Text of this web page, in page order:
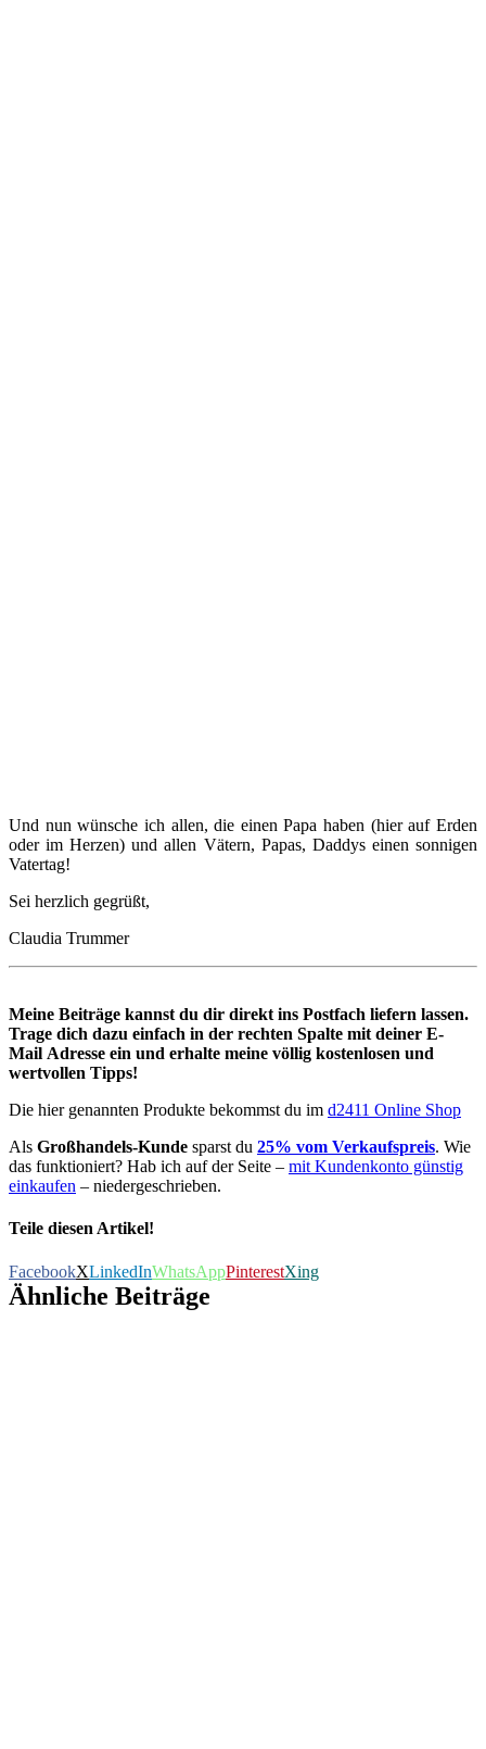
Und nun wünsche ich allen, die einen Papa haben (hier auf Erden
oder im Herzen) und allen Vätern, Papas, Daddys einen sonnigen
Vatertag!
Sei herzlich gegrüßt,
Claudia Trummer
Meine Beiträge kannst du dir direkt ins Postfach liefern lassen.
Trage dich dazu einfach in der rechten Spalte mit deiner E-
Mail Adresse ein und erhalte meine völlig kostenlosen und
wertvollen Tipps!
Die hier genannten Produkte bekommst du im d2411 Online Shop
Als Großhandels-Kunde sparst du 25% vom Verkaufspreis. Wie
das funktioniert? Hab ich auf der Seite – mit Kundenkonto günstig
einkaufen – niedergeschrieben.
Teile diesen Artikel!
FacebookXLinkedInWhatsAppPinterestXing
Ähnliche Beiträge